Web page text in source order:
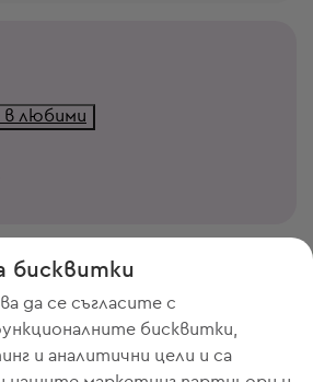
в любими
бисквитки
да се съгласите с
бисквитки,
и аналитични цели и са